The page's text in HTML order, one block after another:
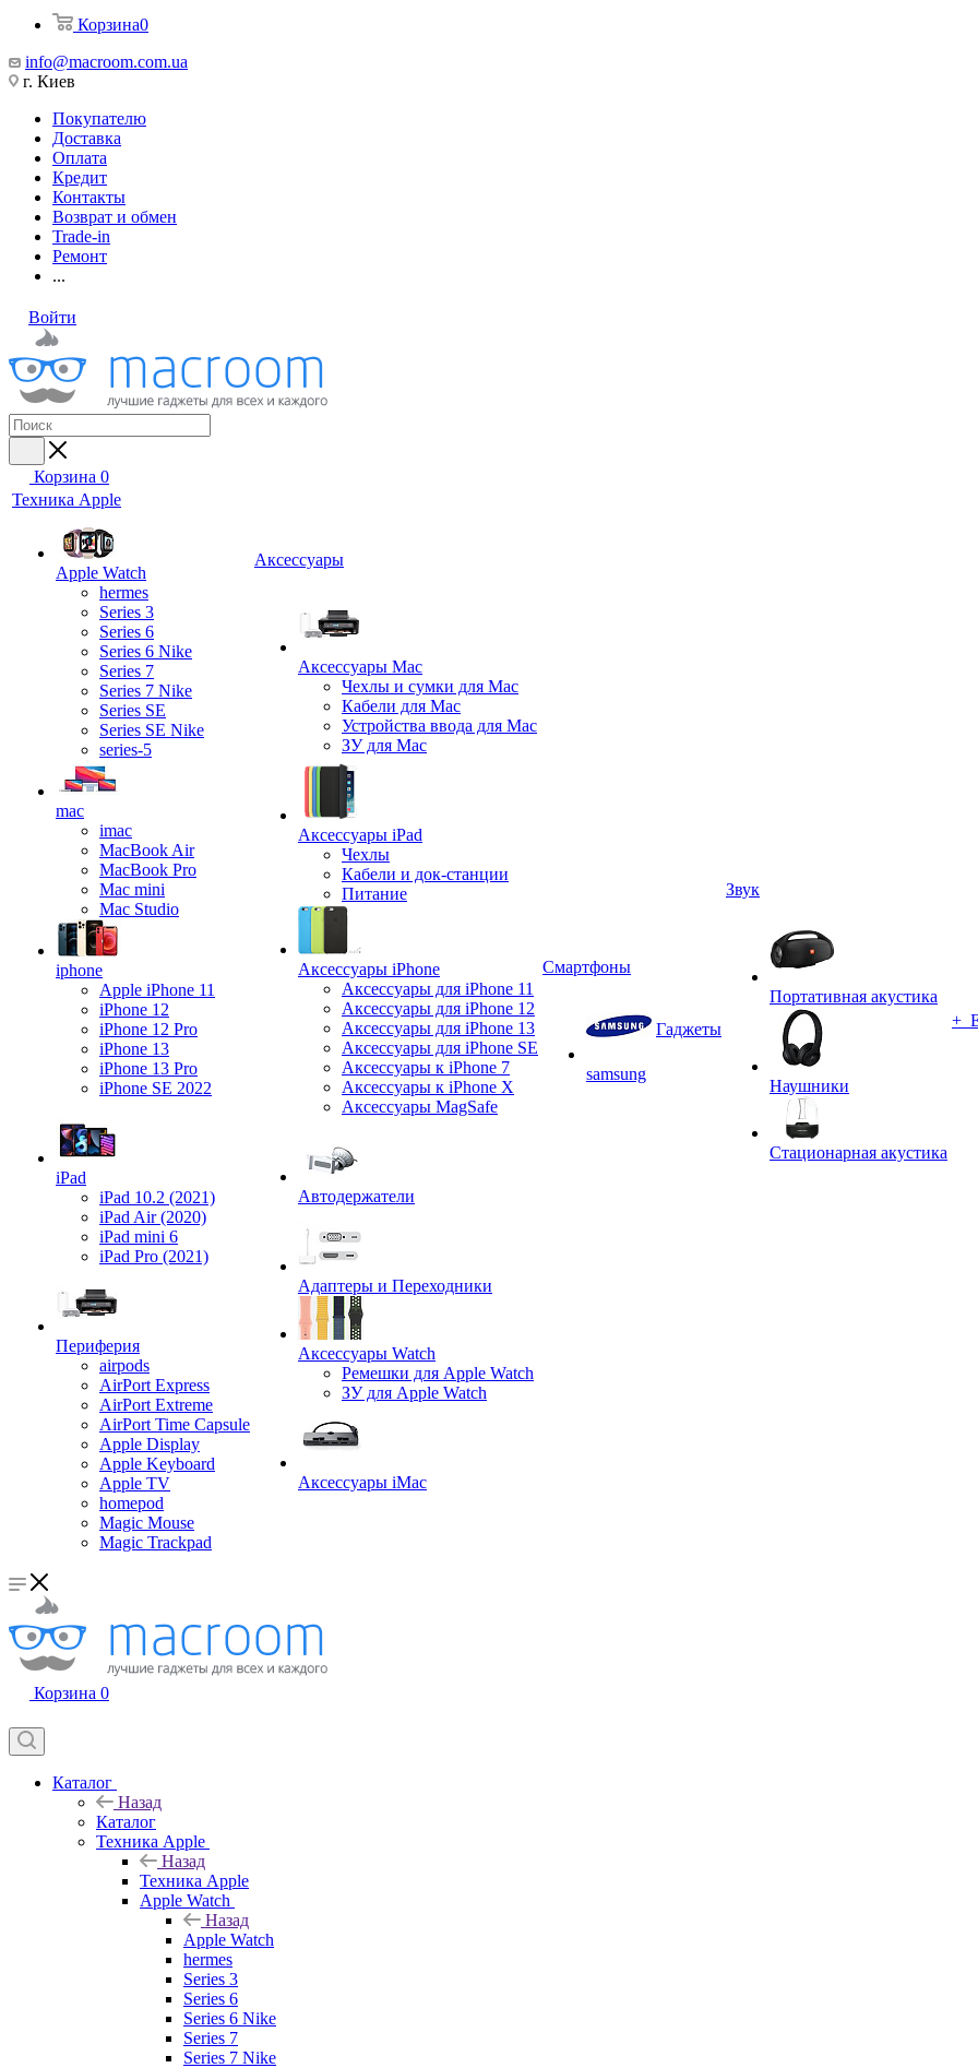
Корзина0
info@macroom.com.ua
г. Киев
Покупателю
Доставка
Оплата
Кредит
Контакты
Возврат и обмен
Trade-in
Ремонт
...
Войти
Корзина 0
Техника Apple
Apple Watch
hermes
Series 3
Series 6
Series 6 Nike
Series 7
Series 7 Nike
Series SE
Series SE Nike
series-5
mac
imac
MacBook Air
MacBook Pro
Mac mini
Mac Studio
iphone
Apple iPhone 11
iPhone 12
iPhone 12 Pro
iPhone 13
iPhone 13 Pro
iPhone SE 2022
iPad
iPad 10.2 (2021)
iPad Air (2020)
iPad mini 6
iPad Pro (2021)
Периферия
airpods
AirPort Express
AirPort Extreme
AirPort Time Capsule
Apple Display
Apple Keyboard
Apple TV
homepod
Magic Mouse
Magic Trackpad
Аксессуары
Аксессуары Mac
Чехлы и сумки для Mac
Кабели для Mac
Устройства ввода для Mac
ЗУ для Mac
Аксессуары iPad
Чехлы
Кабели и док-станции
Питание
Аксессуары iPhone
Аксессуары для iPhone 11
Аксессуары для iPhone 12
Аксессуары для iPhone 13
Аксессуары для iPhone SE
Аксессуары к iPhone 7
Аксессуары к iPhone X
Аксессуары MagSafe
Автодержатели
Адаптеры и Переходники
Аксессуары Watch
Ремешки для Apple Watch
ЗУ для Apple Watch
Аксессуары iMac
Смартфоны
samsung
Гаджеты
Звук
Портативная акустика
Наушники
Стационарная акустика
+
Корзина 0
Каталог
Назад
Каталог
Техника Apple
Назад
Техника Apple
Apple Watch
Назад
Apple Watch
hermes
Series 3
Series 6
Series 6 Nike
Series 7
Series 7 Nike